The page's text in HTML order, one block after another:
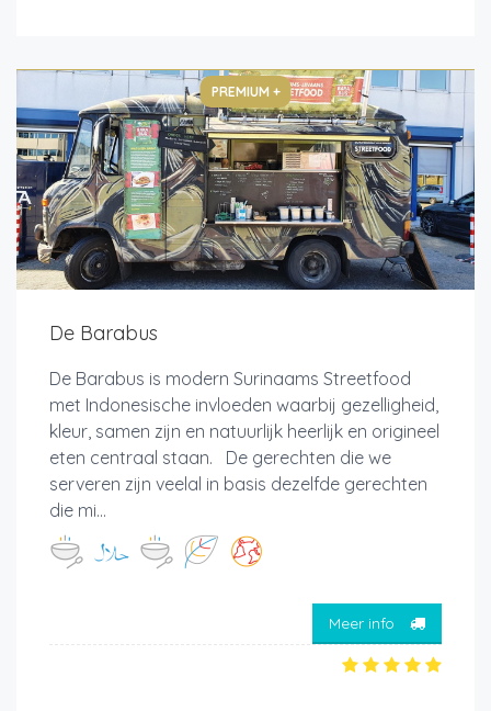
PREMIUM +
De Barabus
De Barabus is modern Surinaams Streetfood
met Indonesische invloeden waarbij gezelligheid,
kleur, samen zijn en natuurlijk heerlijk en origineel
eten centraal staan. De gerechten die we
serveren zijn veelal in basis dezelfde gerechten
die mi...
Meer info